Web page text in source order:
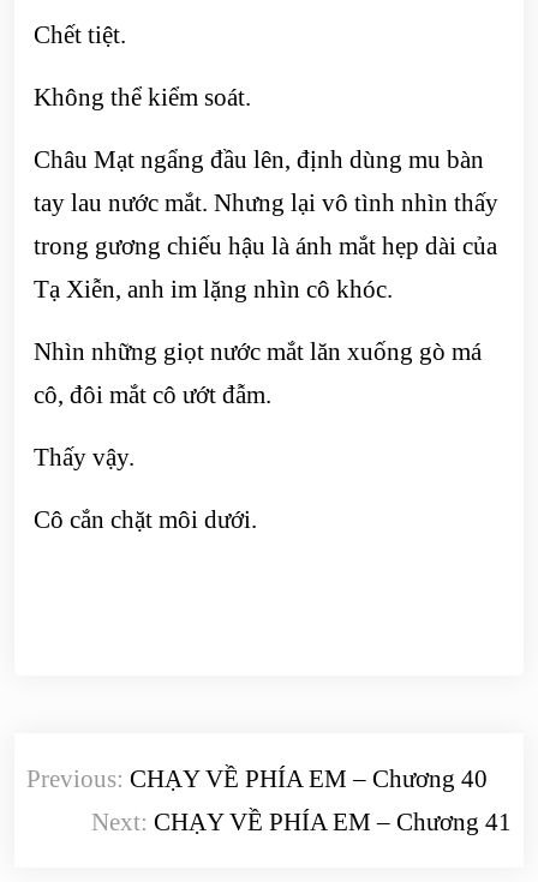
Chết tiệt.
Không thể kiểm soát.
Châu Mạt ngẩng đầu lên, định dùng mu bàn
tay lau nước mắt. Nhưng lại vô tình nhìn thấy
trong gương chiếu hậu là ánh mắt hẹp dài của
Tạ Xiễn, anh im lặng nhìn cô khóc.
Nhìn những giọt nước mắt lăn xuống gò má
cô, đôi mắt cô ướt đẫm.
Thấy vậy.
Cô cắn chặt môi dưới.
hướng
Previous: CHẠY VỀ PHÍA EM – Chương 40
Next: CHẠY VỀ PHÍA EM – Chương 41